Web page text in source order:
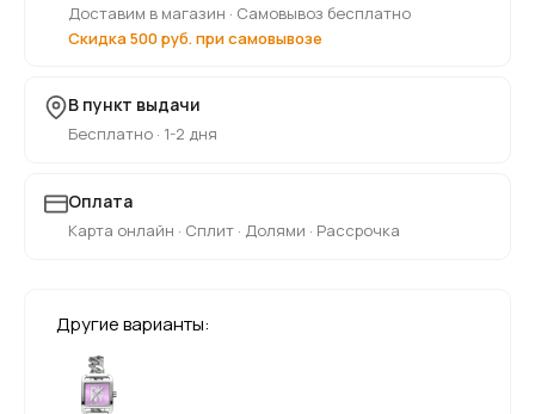
Доставим в магазин · Самовывоз бесплатно
Скидка 500 руб. при самовывозе
В пункт выдачи
Бесплатно · 1-2 дня
Оплата
Карта онлайн · Сплит · Долями · Рассрочка
Другие варианты: